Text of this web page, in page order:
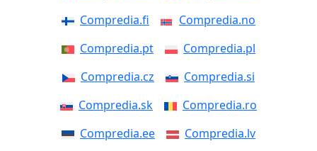
Compredia.fi
Compredia.no
Compredia.pt
Compredia.pl
Compredia.cz
Compredia.si
Compredia.sk
Compredia.ro
Compredia.ee
Compredia.lv